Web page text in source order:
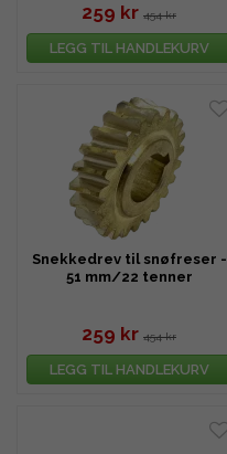
259 kr 454 kr
LEGG TIL HANDLEKURV
Snekkedrev til snøfreser -
51 mm/22 tenner
259 kr 454 kr
LEGG TIL HANDLEKURV